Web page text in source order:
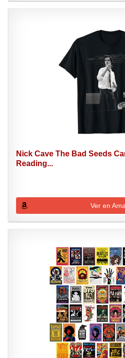
Nick Cave The Bad Seeds
Reading...
Ver en